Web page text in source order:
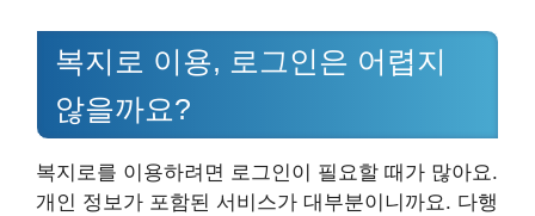
복지로 이용, 로그인은 어렵지
않을까요?
복지로를 이용하려면 로그인이 필요할 때가 많아요.
개인 정보가 포함된 서비스가 대부분이니까요. 다행